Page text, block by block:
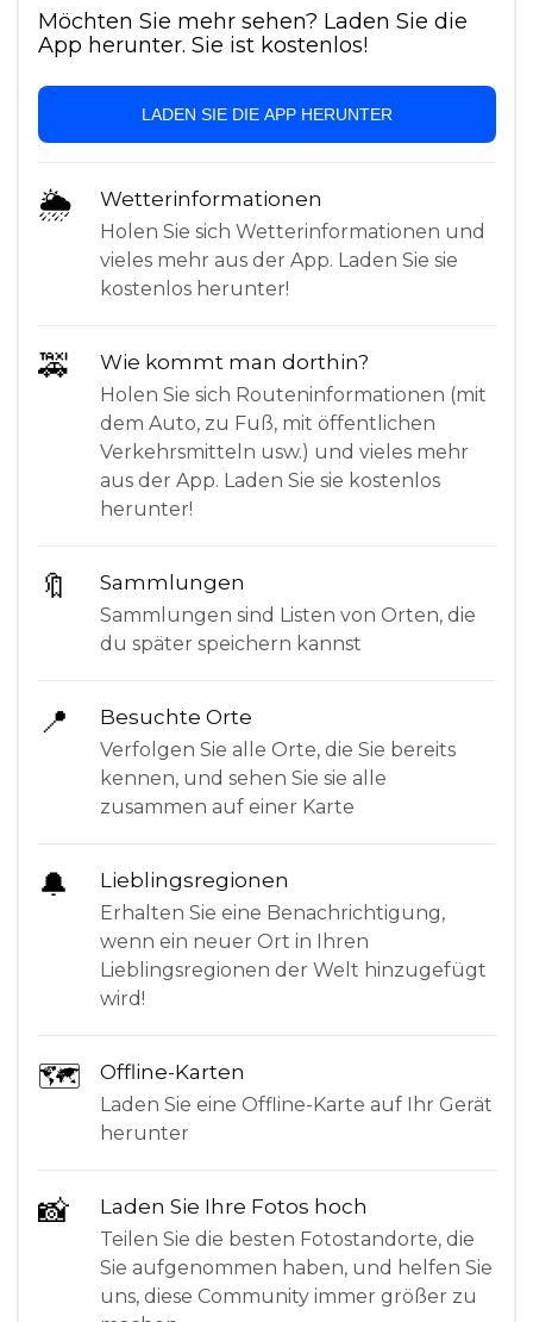
Möchten Sie mehr sehen? Laden Sie die
App herunter. Sie ist kostenlos!
LADEN SIE DIE APP HERUNTER
🌦 Wetterinformationen
Holen Sie sich Wetterinformationen und
vieles mehr aus der App. Laden Sie sie
kostenlos herunter!
🚕 Wie kommt man dorthin?
Holen Sie sich Routeninformationen (mit
dem Auto, zu Fuß, mit öffentlichen
Verkehrsmitteln usw.) und vieles mehr
aus der App. Laden Sie sie kostenlos
herunter!
🔖 Sammlungen
Sammlungen sind Listen von Orten, die
du später speichern kannst
📍 Besuchte Orte
Verfolgen Sie alle Orte, die Sie bereits
kennen, und sehen Sie sie alle
zusammen auf einer Karte
🔔 Lieblingsregionen
Erhalten Sie eine Benachrichtigung,
wenn ein neuer Ort in Ihren
Lieblingsregionen der Welt hinzugefügt
wird!
🗺 Offline-Karten
Laden Sie eine Offline-Karte auf Ihr Gerät
herunter
📸 Laden Sie Ihre Fotos hoch
Teilen Sie die besten Fotostandorte, die
Sie aufgenommen haben, und helfen Sie
uns, diese Community immer größer zu